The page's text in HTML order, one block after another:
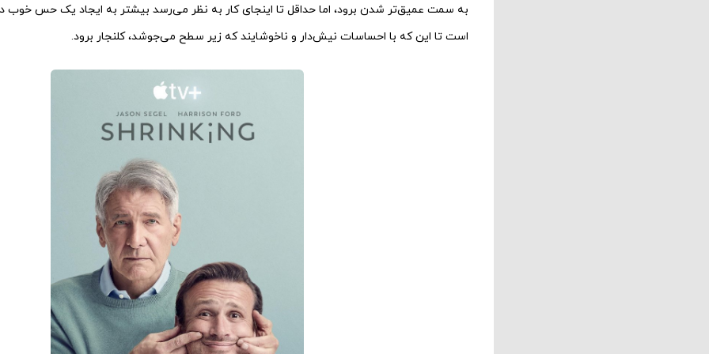
به سمت عمیق‌تر شدن برود، اما حداقل تا اینجای کار به نظر می‌رسد بیشتر به ایجاد یک حس خوب
‌است تا این که با احساسات نیش‌دار و ناخوشایند که زیر سطح می‌جوشد، کلنجار برود.